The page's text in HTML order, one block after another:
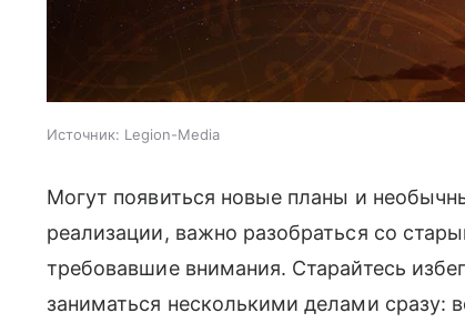
Источник: Legion-Media
Могут появиться новые планы и
реализации, важно разобраться со
требовавшие внимания. Старайтесь
заниматься несколькими делами сразу: